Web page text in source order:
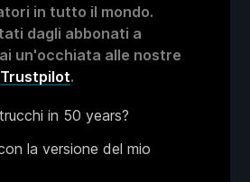
in tutto il mondo.
dagli abbonati a
un'occhiata alle nostre
Trustpilot.
in 50 years?
la versione del mio